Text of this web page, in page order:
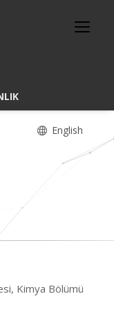
English
Kimya Bölümü